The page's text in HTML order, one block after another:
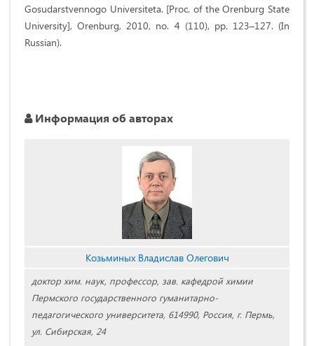
Gosudarstvennogo Universiteta. [Proc. of the Orenburg State
University], Orenburg, 2010, no. 4 (110), pp. 123–127. (In
Russian).
Информация об авторах
Козьминых Владислав Олегович
доктор хим. наук, профессор, зав. кафедрой химии
Пермского государственного гуманитарно-
педагогического университета, 614990, Россия, г. Пермь,
ул. Сибирская, 24